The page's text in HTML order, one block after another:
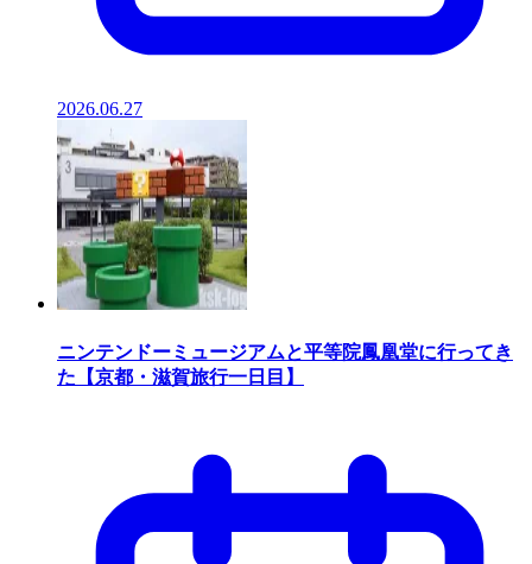
2026.06.27
ニンテンドーミュージアムと平等院鳳凰堂に行ってき
た【京都・滋賀旅行一日目】